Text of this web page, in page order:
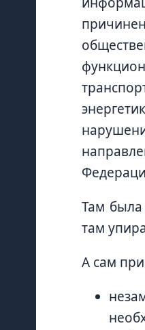
Там
там
A сам